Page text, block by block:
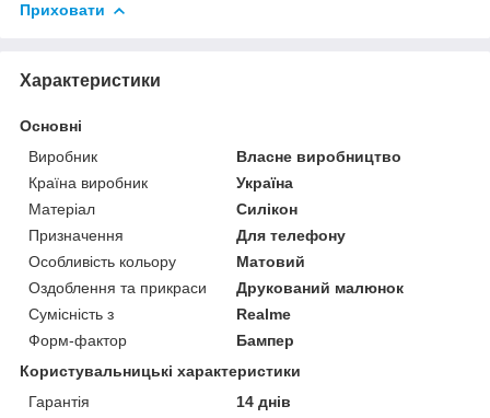
Приховати
Характеристики
Основні
Виробник
Власне виробництво
Країна виробник
Україна
Матеріал
Силікон
Призначення
Для телефону
Особливість кольору
Матовий
Оздоблення та прикраси
Друкований малюнок
Сумісність з
Realme
Форм-фактор
Бампер
Користувальницькі характеристики
Гарантія
14 днів